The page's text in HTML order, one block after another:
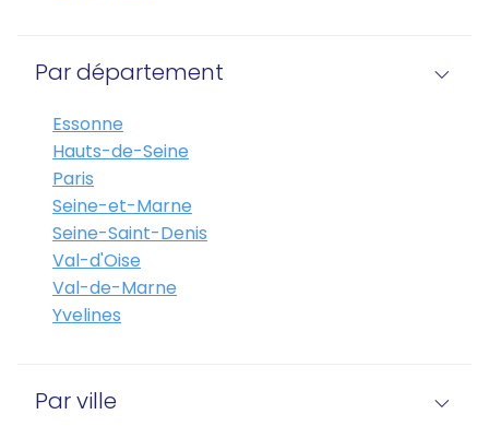
Par département
Essonne
Hauts-de-Seine
Paris
Seine-et-Marne
Seine-Saint-Denis
Val-d'Oise
Val-de-Marne
Yvelines
Par ville